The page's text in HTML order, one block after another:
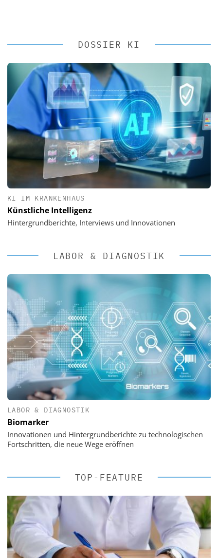
DOSSIER KI
KI IM KRANKENHAUS
Künstliche Intelligenz
Hintergrundberichte, Interviews und Innovationen
LABOR & DIAGNOSTIK
LABOR & DIAGNOSTIK
Biomarker
Innovationen und Hintergrundberichte zu technologischen
Fortschritten, die neue Wege eröffnen
TOP-FEATURE